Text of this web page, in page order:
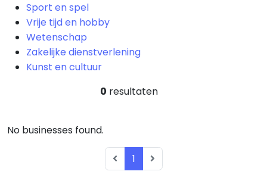
Sport en spel
Vrije tijd en hobby
Wetenschap
Zakelijke dienstverlening
Kunst en cultuur
0 resultaten
No businesses found.
1